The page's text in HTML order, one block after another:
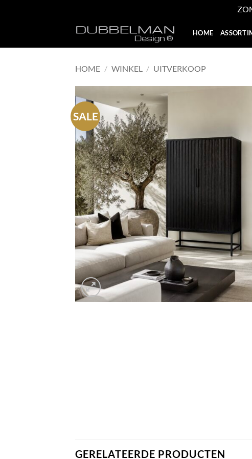
content
HOME
HOME / WINKEL / UITVERKOOP
SALE
GERELATEERDE PRODUCTEN